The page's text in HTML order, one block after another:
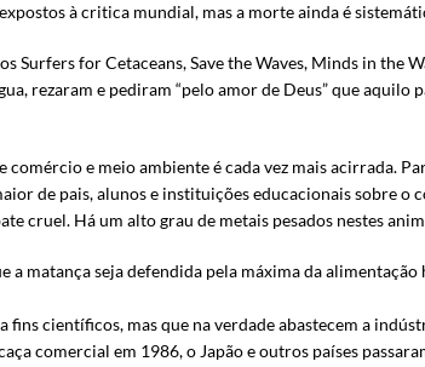
à critica mundial, mas a morte ainda é
Surfers for Cetaceans, Save the Waves, Minds in the
rezaram e pediram “pelo amor de Deus” que aquilo
e meio ambiente é cada vez mais acirrada.
de pais, alunos e instituições educacionais sobre o
cruel. Há um alto grau de metais pesados nestes
matança seja defendida pela máxima da
científicos, mas que na verdade abastecem a
comercial em 1986, o Japão e outros países